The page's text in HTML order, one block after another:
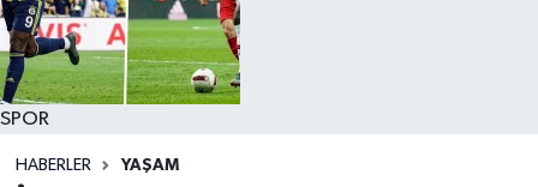
SPOR
HABERLER YAŞAM